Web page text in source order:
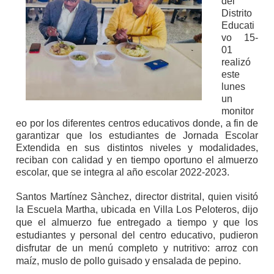
Distrito
Educati
vo 15-
01
realizó
este
lunes
un
monitor
eo por los diferentes centros educativos donde, a fin de
garantizar que los estudiantes de Jornada Escolar
Extendida en sus distintos niveles y modalidades,
reciban con calidad y en tiempo oportuno el almuerzo
escolar, que se integra al año escolar 2022-2023.
Santos Martínez Sànchez, director distrital, quien visitó
la Escuela Martha, ubicada en Villa Los Peloteros, dijo
que el almuerzo fue entregado a tiempo y que los
estudiantes y personal del centro educativo, pudieron
disfrutar de un menú completo y nutritivo: arroz con
maíz, muslo de pollo guisado y ensalada de pepino.